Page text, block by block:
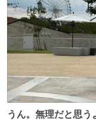
うん。無理だと思う